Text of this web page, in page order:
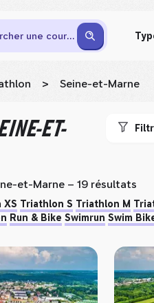
Rechercher une course
> Seine-et-Marne
ET-
et-Marne – 19 résultats
XS Triathlon S Triathlon M
Run & Bike Swimrun Swim